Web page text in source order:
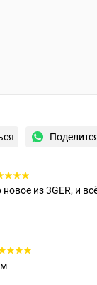
из 3GER, и